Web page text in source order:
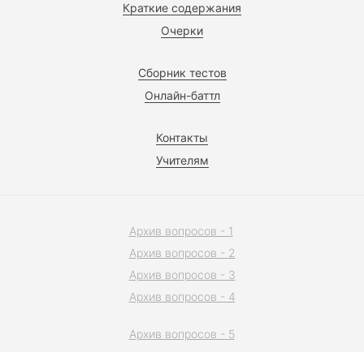
Краткие содержания
Очерки
Сборник тестов
Онлайн-баттл
Контакты
Учителям
Архив вопросов - 1
Архив вопросов - 2
Архив вопросов - 3
Архив вопросов - 4
Архив вопросов - 5